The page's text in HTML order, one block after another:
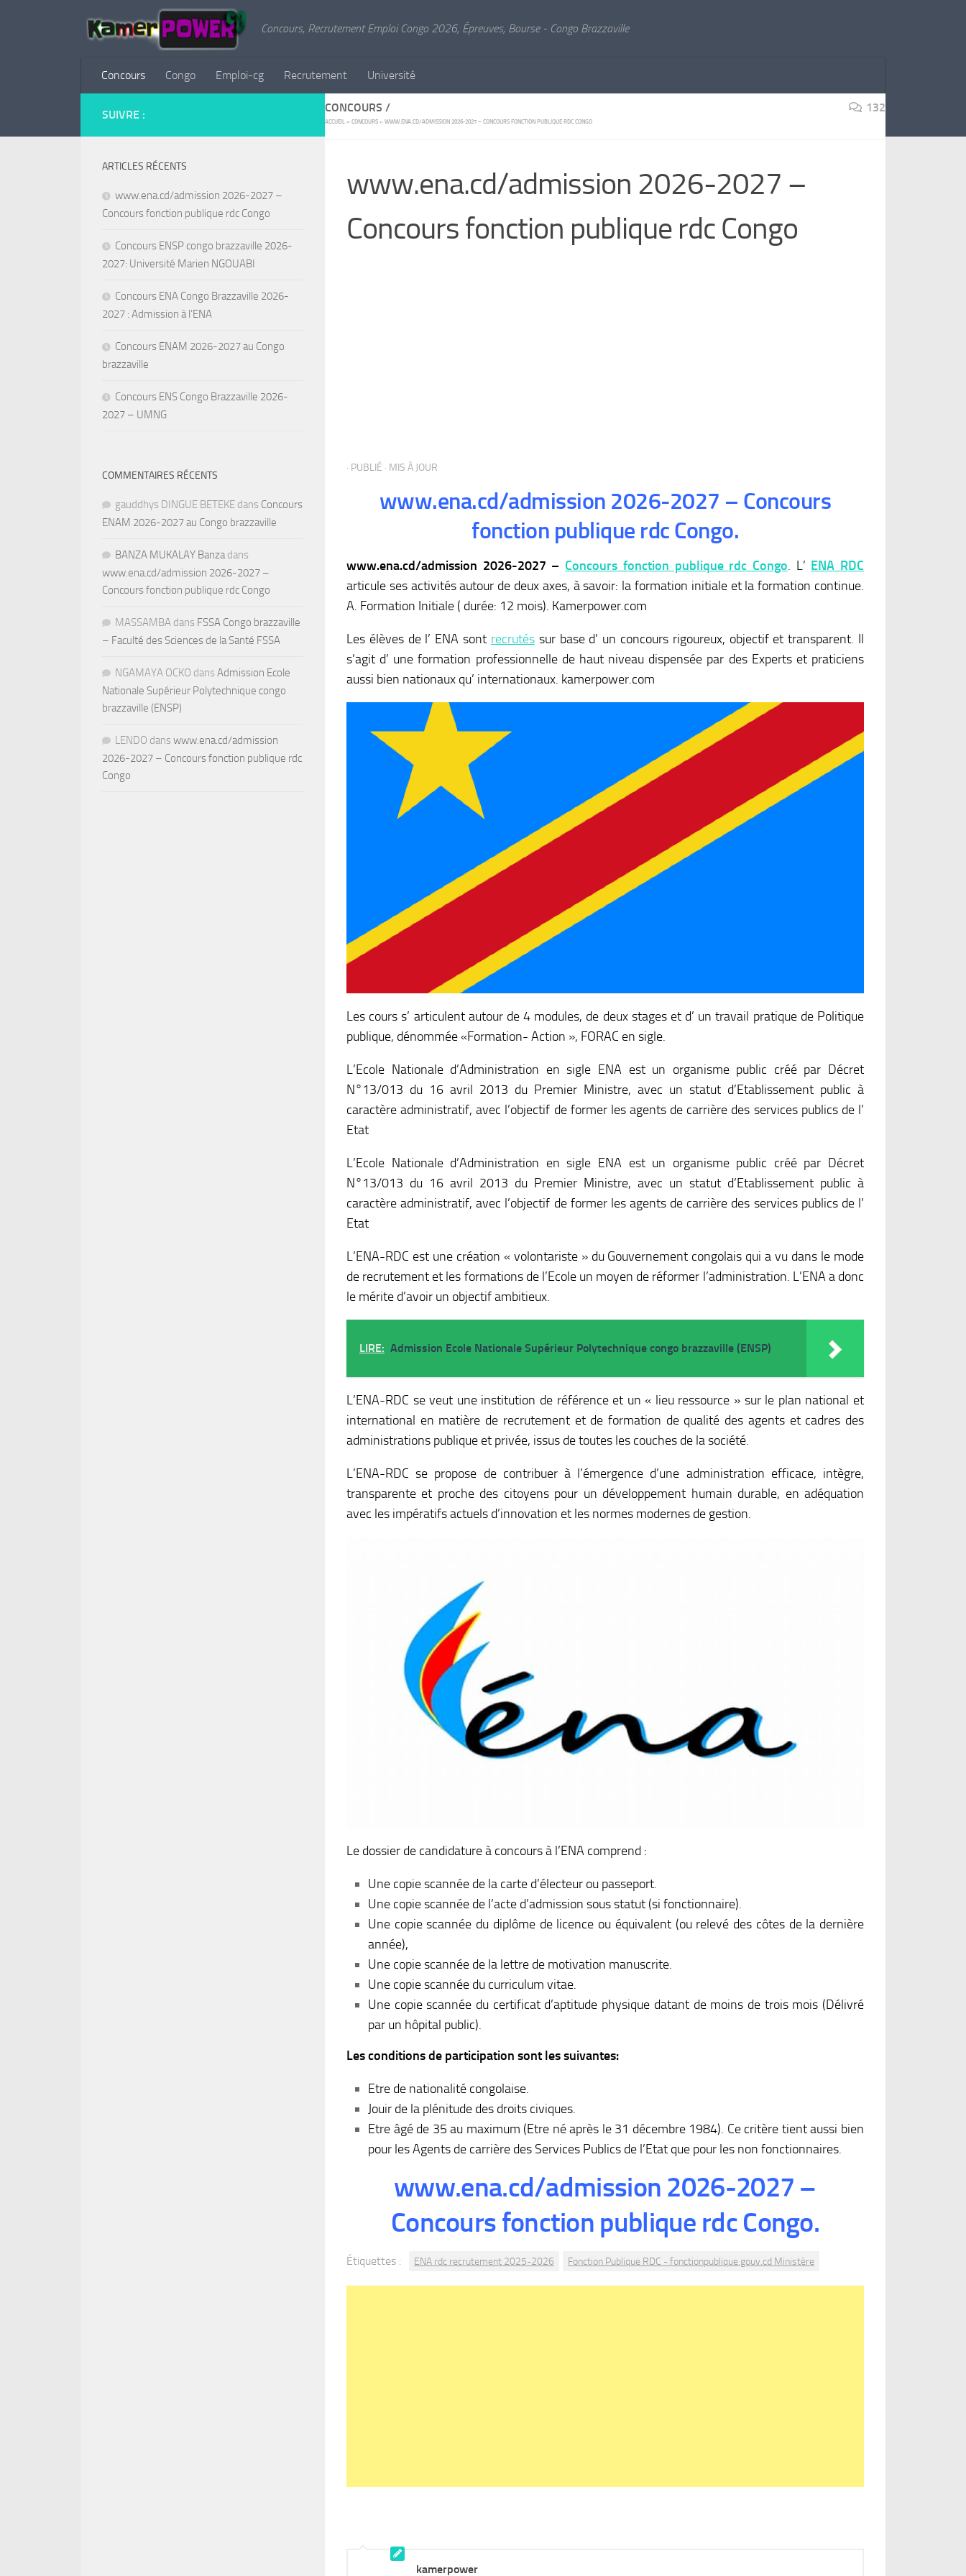
Concours, Recrutement Emploi Congo 2026, Épreuves, Bourse - Congo Brazzaville
Concours Congo Emploi-cg Recrutement Université
CONCOURS / 132
ACCUEIL » CONCOURS » WWW.ENA.CD/ADMISSION 2026-2027 – CONCOURS FONCTION PUBLIQUE RDC CONGO
www.ena.cd/admission 2026-2027 –
Concours fonction publique rdc Congo
· PUBLIÉ · MIS À JOUR
www.ena.cd/admission 2026-2027 – Concours
fonction publique rdc Congo.
www.ena.cd/admission 2026-2027 – Concours fonction publique rdc Congo. L’ ENA RDC
articule ses activités autour de deux axes, à savoir: la formation initiale et la formation continue.
A. Formation Initiale ( durée: 12 mois). Kamerpower.com
Les élèves de l’ ENA sont recrutéssur base d’ un concours rigoureux, objectif et transparent. Il
s’agit d’ une formation professionnelle de haut niveau dispensée par des Experts et praticiens
aussi bien nationaux qu’ internationaux. kamerpower.com
Les cours s’ articulent autour de 4 modules, de deux stages et d’ un travail pratique de Politique
publique, dénommée «Formation- Action », FORAC en sigle.
L’Ecole Nationale d’Administration en sigle ENA est un organisme public créé par Décret
N°13/013 du 16 avril 2013 du Premier Ministre, avec un statut d’Etablissement public à
caractère administratif, avec l’objectif de former les agents de carrière des services publics de l’
Etat
L’Ecole Nationale d’Administration en sigle ENA est un organisme public créé par Décret
N°13/013 du 16 avril 2013 du Premier Ministre, avec un statut d’Etablissement public à
caractère administratif, avec l’objectif de former les agents de carrière des services publics de l’
Etat
L’ENA-RDC est une création « volontariste » du Gouvernement congolais qui a vu dans le mode
de recrutement et les formations de l’Ecole un moyen de réformer l’administration. L’ENA a donc
le mérite d’avoir un objectif ambitieux.
LIRE: Admission Ecole Nationale Supérieur Polytechnique congo brazzaville (ENSP)
L’ENA-RDC se veut une institution de référence et un « lieu ressource » sur le plan national et
international en matière de recrutement et de formation de qualité des agents et cadres des
administrations publique et privée, issus de toutes les couches de la société.
L’ENA-RDC se propose de contribuer à l’émergence d’une administration efficace, intègre,
transparente et proche des citoyens pour un développement humain durable, en adéquation
avec les impératifs actuels d’innovation et les normes modernes de gestion.
Le dossier de candidature à concours à l’ENA comprend :
Une copie scannée de la carte d’électeur ou passeport.
Une copie scannée de l’acte d’admission sous statut (si fonctionnaire).
Une copie scannée du diplôme de licence ou équivalent (ou relevé des côtes de la dernière
année),
Une copie scannée de la lettre de motivation manuscrite.
Une copie scannée du curriculum vitae.
Une copie scannée du certificat d’aptitude physique datant de moins de trois mois (Délivré
par un hôpital public).
Les conditions de participation sont les suivantes:
Etre de nationalité congolaise.
Jouir de la plénitude des droits civiques.
Etre âgé de 35 au maximum (Etre né après le 31 décembre 1984). Ce critère tient aussi bien
pour les Agents de carrière des Services Publics de l’Etat que pour les non fonctionnaires.
www.ena.cd/admission 2026-2027 –
Concours fonction publique rdc Congo.
Étiquettes : ENA rdc recrutement 2025-2026 Fonction Publique RDC - fonctionpublique.gouv.cd Ministère
kamerpower
SUIVRE :
ARTICLES RÉCENTS
www.ena.cd/admission 2026-2027 –
Concours fonction publique rdc Congo
Concours ENSP congo brazzaville 2026-
2027: Université Marien NGOUABI
Concours ENA Congo Brazzaville 2026-
2027 : Admission à l’ENA
Concours ENAM 2026-2027 au Congo
brazzaville
Concours ENS Congo Brazzaville 2026-
2027 – UMNG
COMMENTAIRES RÉCENTS
gauddhys DINGUE BETEKE dans Concours
ENAM 2026-2027 au Congo brazzaville
BANZA MUKALAY Banzadans
www.ena.cd/admission 2026-2027 –
Concours fonction publique rdc Congo
MASSAMBA dans FSSA Congo brazzaville
– Faculté des Sciences de la Santé FSSA
NGAMAYA OCKO dans Admission Ecole
Nationale Supérieur Polytechnique congo
brazzaville (ENSP)
LENDO dans www.ena.cd/admission
2026-2027 – Concours fonction publique rdc
Congo